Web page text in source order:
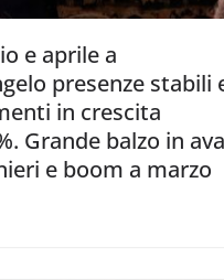
e aprile a
presenze stabili
in crescita
Grande balzo in
e boom a marzo